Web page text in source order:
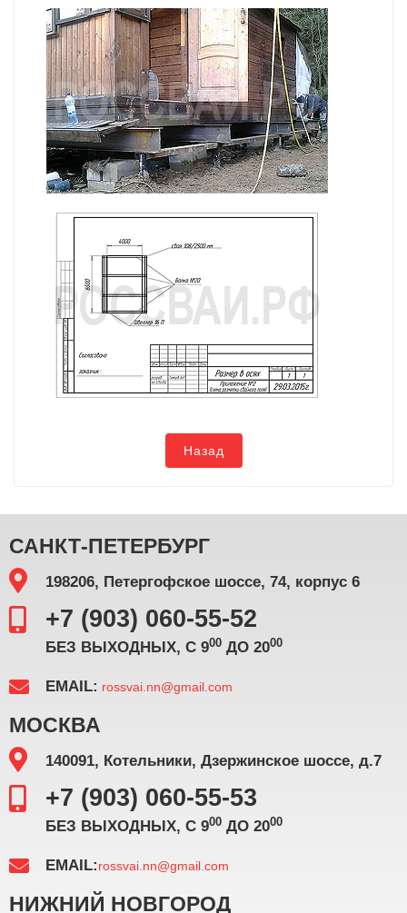
Назад
САНКТ-ПЕТЕРБУРГ
198206, Петергофское шоссе, 74, корпус 6
+7 (903) 060-55-52
БЕЗ ВЫХОДНЫХ, С 900 ДО 2000
EMAIL: rossvai.nn@gmail.com
МОСКВА
140091, Котельники, Дзержинское шоссе, д.7
+7 (903) 060-55-53
БЕЗ ВЫХОДНЫХ, С 900 ДО 2000
EMAIL:rossvai.nn@gmail.com
НИЖНИЙ НОВГОРОД